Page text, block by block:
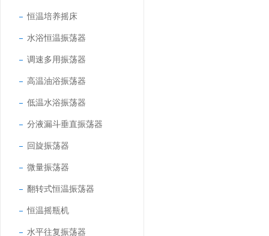
恒温培养摇床
水浴恒温振荡器
调速多用振荡器
高温油浴振荡器
低温水浴振荡器
分液漏斗垂直振荡器
回旋振荡器
微量振荡器
翻转式恒温振荡器
恒温摇瓶机
水平往复振荡器